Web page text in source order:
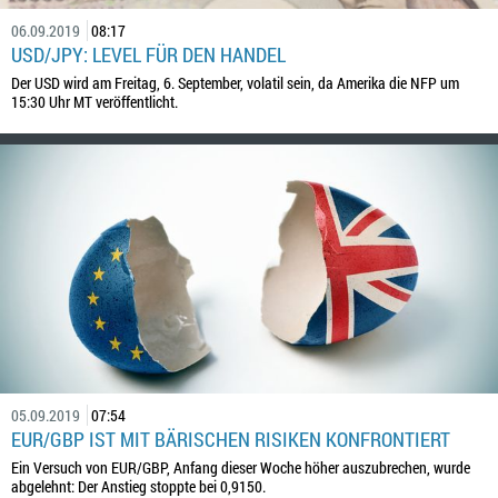
06.09.2019 08:17
USD/JPY: LEVEL FÜR DEN HANDEL
Der USD wird am Freitag, 6. September, volatil sein, da Amerika die NFP um
15:30 Uhr MT veröffentlicht.
05.09.2019 07:54
EUR/GBP IST MIT BÄRISCHEN RISIKEN KONFRONTIERT
Ein Versuch von EUR/GBP, Anfang dieser Woche höher auszubrechen, wurde
abgelehnt: Der Anstieg stoppte bei 0,9150.